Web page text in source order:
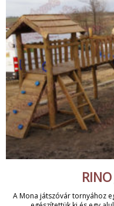
A Mona játszóvár tornyához